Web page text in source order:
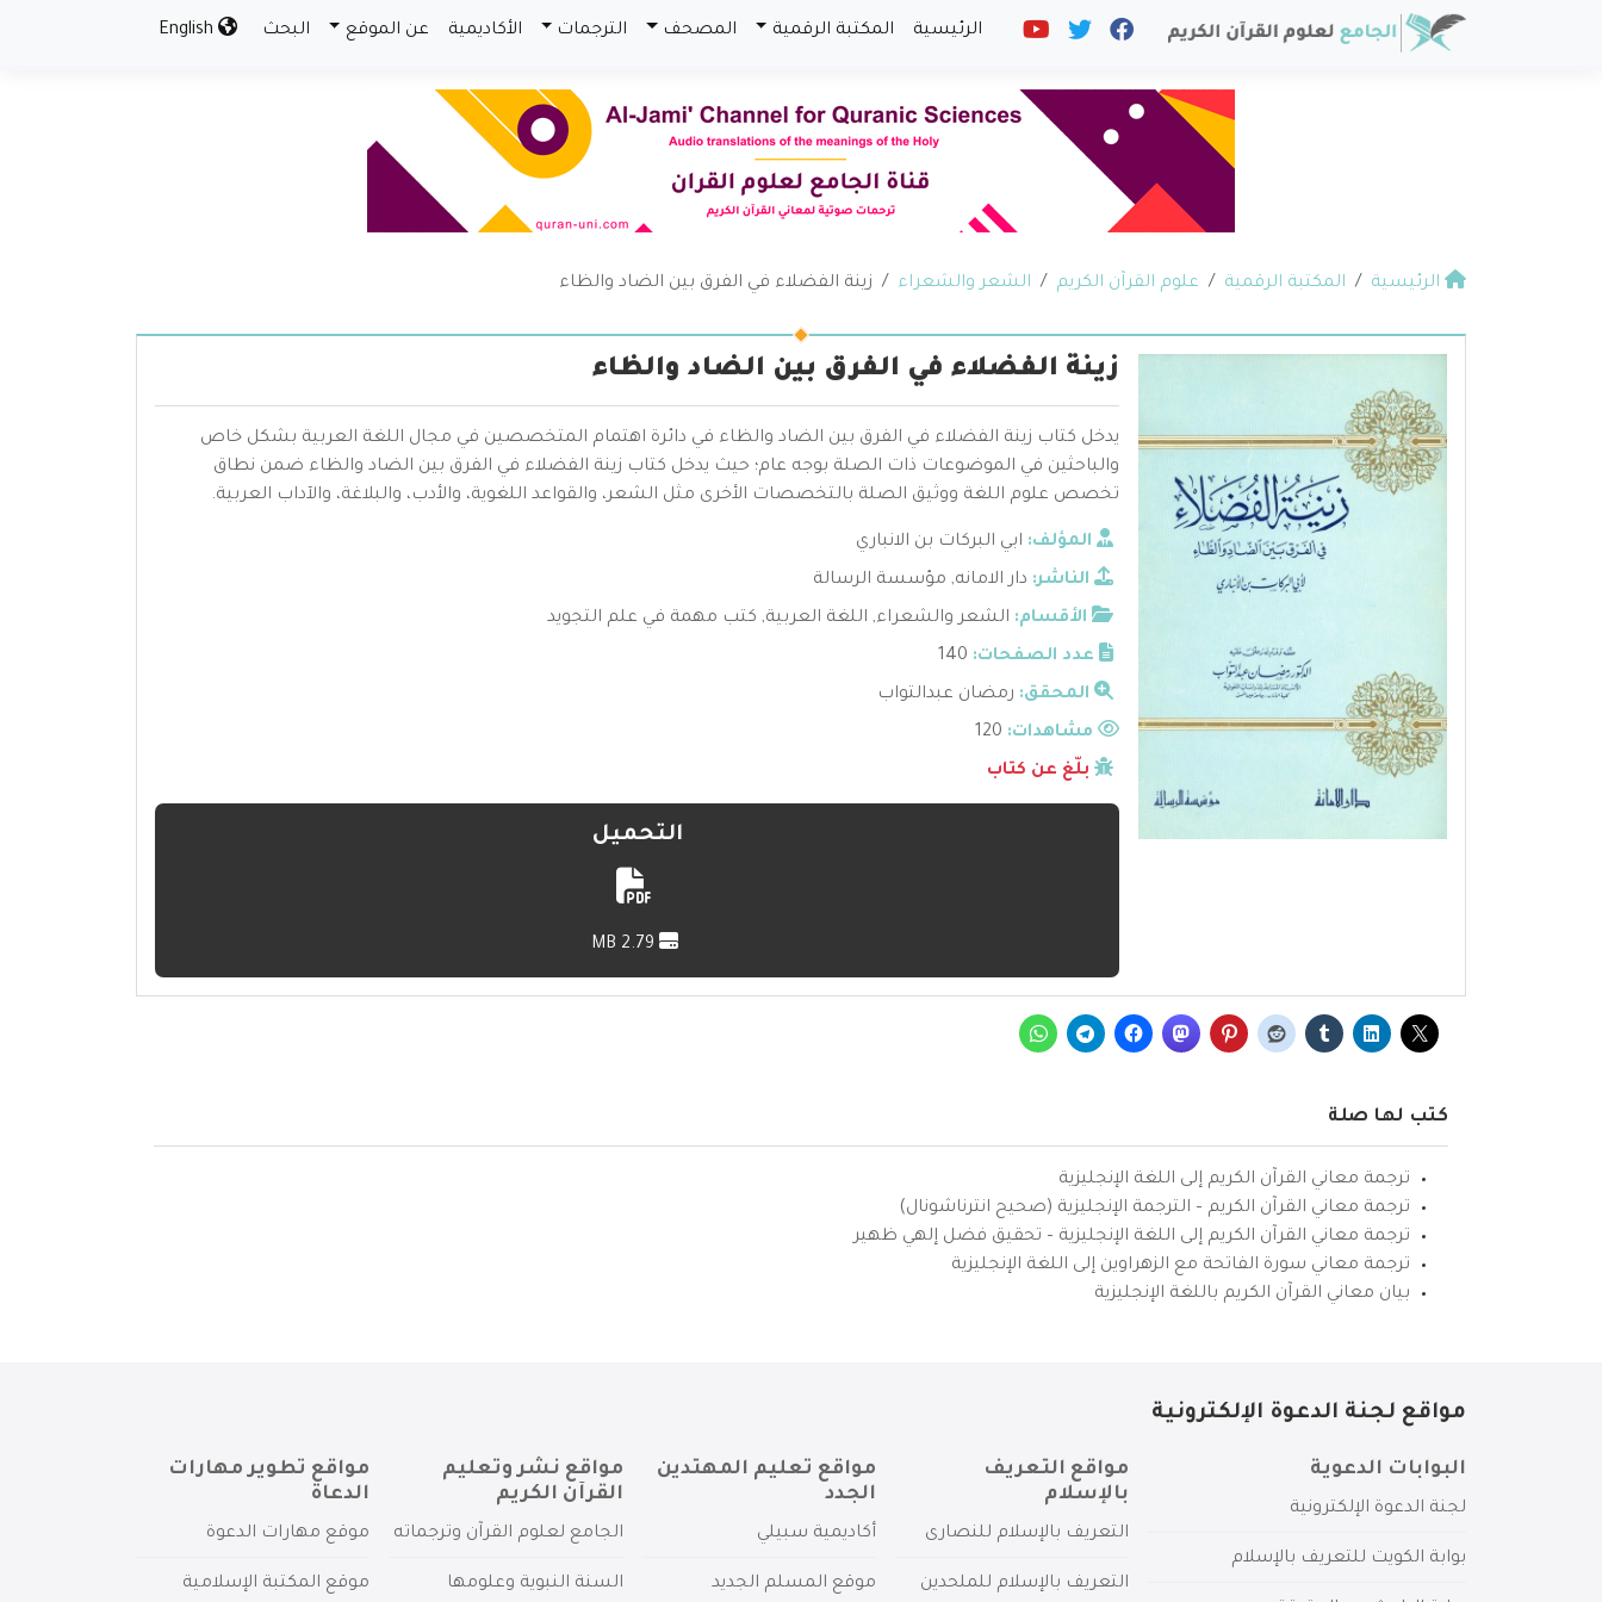
الرئيسية المكتبة الرقمية المصحف الترجمات الأكاديمية عن الموقع البحث
الرئيسية المكتبة الرقمية علوم القرآن الكريم الشعر والشعراء زينة الفضلاء في الفرق بين الضاد والظاء
زينة الفضلاء في الفرق بين الضاد والظاء
يدخل كتاب زينة الفضلاء في الفرق بين الضاد والظاء في دائرة اهتمام المتخصصين في مجال اللغة العربية بشكل خاص
والباحثين في الموضوعات ذات الصلة بوجه عام؛ حيث يدخل كتاب زينة الفضلاء في الفرق بين الضاد والظاء ضمن نطاق
تخصص علوم اللغة ووثيق الصلة بالتخصصات الأخرى مثل الشعر، والقواعد اللغوية، والأدب، والبلاغة، والآداب العربية.
المؤلف: ابي البركات بن الانباري
الناشر: دار الامانه, مؤسسة الرسالة
الأقسام: الشعر والشعراء, اللغة العربية, كتب مهمة في علم التجويد
عدد الصفحات: 140
المحقق: رمضان عبدالتواب
مشاهدات:
بلّغ عن كتاب
التحميل
كتب لها صلة
ترجمة معاني القرآن الكريم إلى اللغة الإنجليزية
ترجمة معاني القرآن الكريم – الترجمة الإنجليزية (صحيح انترناشونال)
ترجمة معاني القرآن الكريم إلى اللغة الإنجليزية – تحقيق فضل إلهي ظهير
ترجمة معاني سورة الفاتحة مع الزهراوين إلى اللغة الإنجليزية
بيان معاني القرآن الكريم باللغة الإنجليزية
مواقع لجنة الدعوة الإلكترونية
البوابات الدعوية
لجنة الدعوة الإلكترونية
بوابة الكويت للتعريف بالإسلام
مواقع التعريف
بالإسلام
التعريف بالإسلام للنصارى
التعريف بالإسلام للملحدين
مواقع تعليم المهتدين
الجدد
أكاديمية سبيلي
موقع المسلم الجديد
مواقع نشر وتعليم
القرآن الكريم
الجامع لعلوم القرآن وترجماته
السنة النبوية وعلومها
مواقع تطوير مهارات
الدعاة
موقع مهارات الدعوة
موقع المكتبة الإسلامية